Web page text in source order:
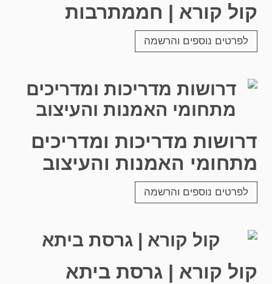
קול קורא | חממתרבות
לפרטים נוספים והרשמה
דרושות מדריכות ומדריכים
מתחומי האמנות והעיצוב
לפרטים נוספים והרשמה
קול קורא | גרסת ביתא